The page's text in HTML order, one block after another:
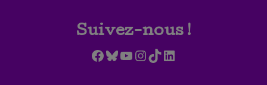
Suivez-nous !
Facebook
Bluesky
YouTube
Instagram
TikTokLinkedIn